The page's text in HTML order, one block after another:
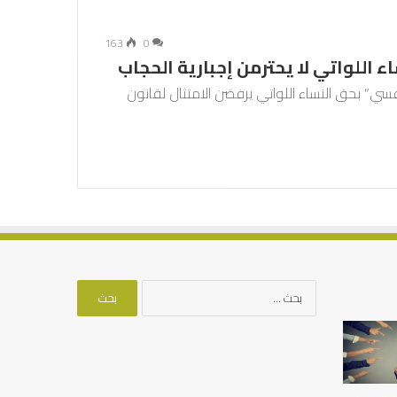
0
163
اللواتي لا يحترمن إجبارية الحجاب
بحق النساء اللواتي يرفضن الامتثال لقانون
أهم
أسباب
عدم
استجابة
البحث